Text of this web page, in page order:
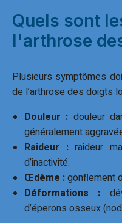
Quels sont
l'arthrose
Plusieurs symptômes
de l’arthrose des doigts
Douleur : douleur
généralement
Raideur :raideur
d’inactivité.
Œdème :gonflement
Déformations :
d’éperons osseux